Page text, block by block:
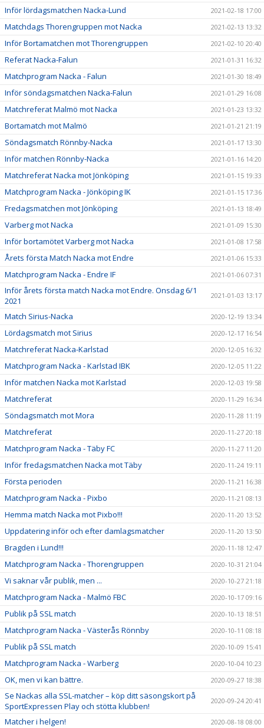
Inför lördagsmatchen Nacka-Lund 2021-02-18 17:00
Matchdags Thorengruppen mot Nacka 2021-02-13 13:32
Inför Bortamatchen mot Thorengruppen 2021-02-10 20:40
Referat Nacka-Falun 2021-01-31 16:32
Matchprogram Nacka - Falun 2021-01-30 18:49
Inför söndagsmatchen Nacka-Falun 2021-01-29 16:08
Matchreferat Malmö mot Nacka 2021-01-23 13:32
Bortamatch mot Malmö 2021-01-21 21:19
Söndagsmatch Rönnby-Nacka 2021-01-17 13:30
Inför matchen Rönnby-Nacka 2021-01-16 14:20
Matchreferat Nacka mot Jönköping 2021-01-15 19:33
Matchprogram Nacka - Jönköping IK 2021-01-15 17:36
Fredagsmatchen mot Jönköping 2021-01-13 18:49
Varberg mot Nacka 2021-01-09 15:30
Inför bortamötet Varberg mot Nacka 2021-01-08 17:58
Årets första Match Nacka mot Endre 2021-01-06 15:33
Matchprogram Nacka - Endre IF 2021-01-06 07:31
Inför årets första match Nacka mot Endre. Onsdag 6/1
2021
2021-01-03 13:17
Match Sirius-Nacka 2020-12-19 13:34
Lördagsmatch mot Sirius 2020-12-17 16:54
Matchreferat Nacka-Karlstad 2020-12-05 16:32
Matchprogram Nacka - Karlstad IBK 2020-12-05 11:22
Inför matchen Nacka mot Karlstad 2020-12-03 19:58
Matchreferat 2020-11-29 16:34
Söndagsmatch mot Mora 2020-11-28 11:19
Matchreferat 2020-11-27 20:18
Matchprogram Nacka - Täby FC 2020-11-27 11:20
Inför fredagsmatchen Nacka mot Täby 2020-11-24 19:11
Första perioden 2020-11-21 16:38
Matchprogram Nacka - Pixbo 2020-11-21 08:13
Hemma match Nacka mot Pixbo!!! 2020-11-20 13:52
Uppdatering inför och efter damlagsmatcher 2020-11-20 13:50
Bragden i Lund!!! 2020-11-18 12:47
Matchprogram Nacka - Thorengruppen 2020-10-31 21:04
Vi saknar vår publik, men ... 2020-10-27 21:18
Matchprogram Nacka - Malmö FBC 2020-10-17 09:16
Publik på SSL match 2020-10-13 18:51
Matchprogram Nacka - Västerås Rönnby 2020-10-11 08:18
Publik på SSL match 2020-10-09 15:41
Matchprogram Nacka - Warberg 2020-10-04 10:23
OK, men vi kan bättre. 2020-09-27 18:38
Se Nackas alla SSL-matcher – köp ditt säsongskort på
SportExpressen Play och stötta klubben!
2020-09-24 20:41
Matcher i helgen! 2020-08-18 08:00